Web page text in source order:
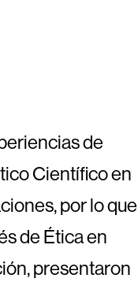
de
Científico en
por lo que
de Ética en
presentaron